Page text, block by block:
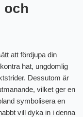
och
att fördjupa din
hat, ungdomlig
Dessutom är
vilket ger en
symbolisera en
vill dyka in i denna